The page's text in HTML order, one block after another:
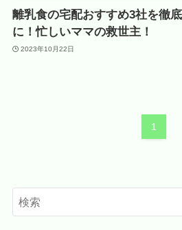
離乳食の宅配おすすめ3社を徹
に！忙しいママの救世主！
2023年10月22日
1